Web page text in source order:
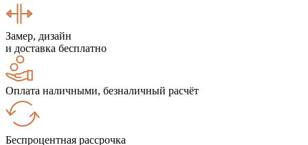
Замер, дизайн
и доставка бесплатно
Оплата наличными, безналичный расчёт
Беспроцентная рассрочка